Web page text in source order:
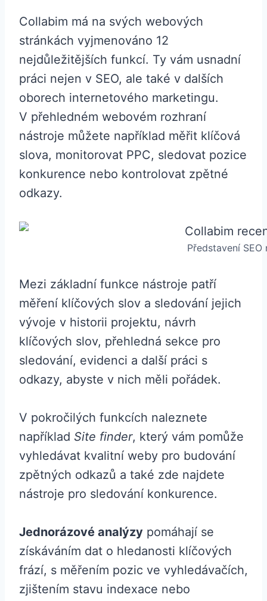
Collabim má na svých webových
stránkách vyjmenováno 12
nejdůležitějších funkcí. Ty vám usnadní
práci nejen v SEO, ale také v dalších
oborech internetového marketingu.
V přehledném webovém rozhraní
nástroje můžete například měřit klíčová
slova, monitorovat PPC, sledovat pozice
konkurence nebo kontrolovat zpětné
odkazy.
Představení
Mezi základní funkce nástroje patří
měření klíčových slov a sledování jejich
vývoje v historii projektu, návrh
klíčových slov, přehledná sekce pro
sledování, evidenci a další práci s
odkazy, abyste v nich měli pořádek.
V pokročilých funkcích naleznete
například Site finder, který vám pomůže
vyhledávat kvalitní weby pro budování
zpětných odkazů a také zde najdete
nástroje pro sledování konkurence.
Jednorázové analýzy pomáhají se
získáváním dat o hledanosti klíčových
frází, s měřením pozic ve vyhledávačích,
zjištením stavu indexace nebo